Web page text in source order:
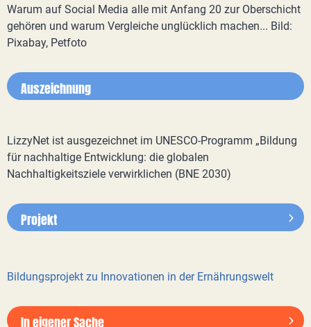
Warum auf Social Media alle mit Anfang 20 zur Oberschicht
gehören und warum Vergleiche unglücklich machen... Bild:
Pixabay, Petfoto
Auszeichnung
LizzyNet ist ausgezeichnet im UNESCO-Programm „Bildung
für nachhaltige Entwicklung: die globalen
Nachhaltigkeitsziele verwirklichen (BNE 2030)
Projekt
Bildungsprojekt zu Innovationen in der Ernährungswelt
In eigener Sache